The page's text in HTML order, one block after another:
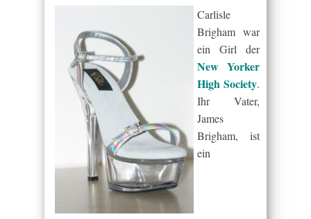
Carlisle
Brigham war
ein Girl der
New Yorker
High Society.
Ihr Vater,
James
Brigham, ist
ein